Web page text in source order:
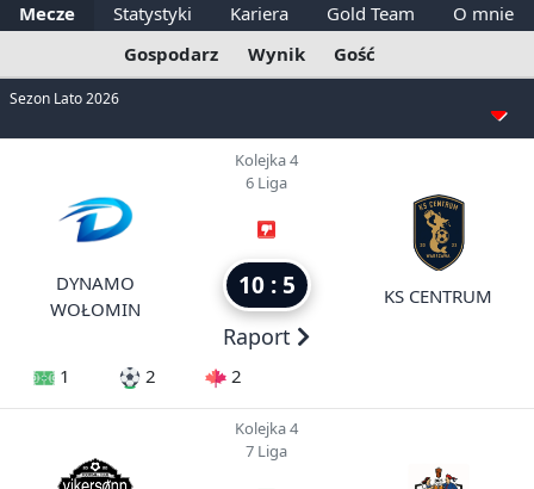
Mecze Statystyki Kariera Gold Team
O mnie
Gospodarz
Wynik Gość
Sezon Lato 2026
DYNAMO
WOŁOMIN
Kolejka 4
6 Liga
10 : 5
Raport
KS CENTRUM
1 2 2
Kolejka 4
7 Liga